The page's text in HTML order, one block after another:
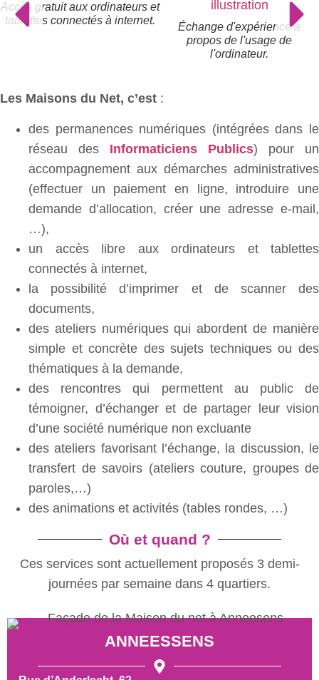
Accès gratuit aux ordinateurs et
tablettes connectés à internet.
Échange d'expérience à
propos de l'usage de
l'ordinateur.
Les Maisons du Net, c’est :
des permanences numériques (intégrées dans le
réseau des Informaticiens Publics) pour un
accompagnement aux démarches administratives
(effectuer un paiement en ligne, introduire une
demande d’allocation, créer une adresse e-mail,
…),
un accès libre aux ordinateurs et tablettes
connectés à internet,
la possibilité d’imprimer et de scanner des
documents,
des ateliers numériques qui abordent de manière
simple et concrète des sujets techniques ou des
thématiques à la demande,
des rencontres qui permettent au public de
témoigner, d’échanger et de partager leur vision
d’une société numérique non excluante
des ateliers favorisant l’échange, la discussion, le
transfert de savoirs (ateliers couture, groupes de
paroles,…)
des animations et activités (tables rondes, …)
Où et quand ?
Ces services sont actuellement proposés 3 demi-
journées par semaine dans 4 quartiers.
ANNEESSENS